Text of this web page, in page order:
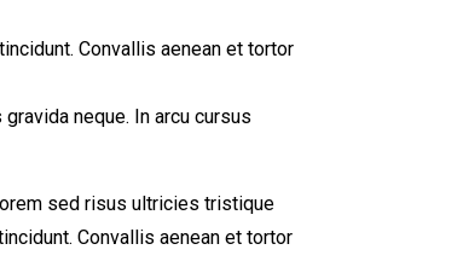
Convallis aenean et tortor
neque. In arcu cursus
sed risus ultricies tristique
Convallis aenean et tortor